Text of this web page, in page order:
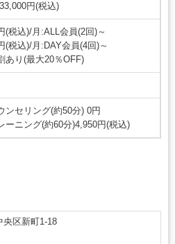
円(税込)
(税込)/月:ALL会員(2回)～
(税込)/月:DAY会員(4回)～
あり(最大20％OFF)
ンセリング(約50分) 0円
ーニング(約60分)4,950円(税込)
央区新町1-18